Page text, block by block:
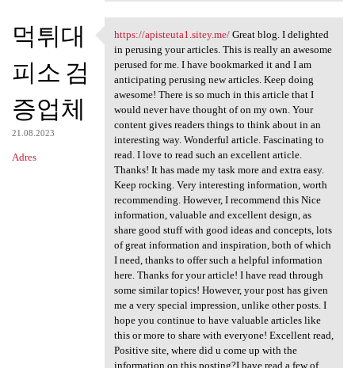
먹튀대
피소 검
증업체
21.08.2023
Adres
https://apisteuta1.sitey.me/
https://apisteuta1.sitey.me/Great blog. I delighted
in perusing your articles. This is really an awesome
perused for me. I have bookmarked it and I am
anticipating perusing new articles. Keep doing
awesome! There is so much in this article that I
would never have thought of on my own. Your
content gives readers things to think about in an
interesting way. Wonderful article. Fascinating to
read. I love to read such an excellent article.
Thanks! It has made my task more and extra easy.
Keep rocking. Very interesting information, worth
recommending. However, I recommend this Nice
information, valuable and excellent design, as
share good stuff with good ideas and concepts, lots
of great information and inspiration, both of which
I need, thanks to offer such a helpful information
here. Thanks for your article! I have read through
some similar topics! However, your post has given
me a very special impression, unlike other posts. I
hope you continue to have valuable articles like
this or more to share with everyone! Excellent read,
Positive site, where did u come up with the
information on this posting?I have read a few of